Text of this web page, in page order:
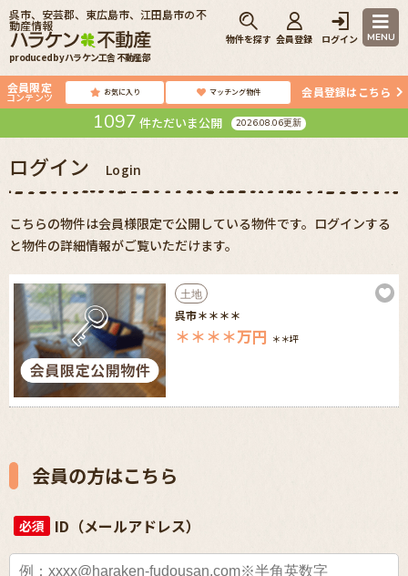
produced by ハラケン工舎 不動産部
呉市、安芸郡、東広島市、江田島市の不
動産情報
物件を探す 会員登録 ログイン MENU
会員限定
コンテンツ お気に入り マッチング物件 会員登録はこちら
1097 件ただいま公開 2026.08.06更新
ログイン Login
こちらの物件は会員様限定で公開している物件です。ログインする
と物件の詳細情報がご覧いただけます。
土地
呉市＊＊＊＊
＊＊＊＊万円 ＊＊坪
会員の方はこちら
必須 ID（メールアドレス）